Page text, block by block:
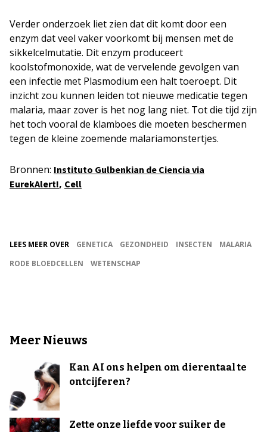
Verder onderzoek liet zien dat dit komt door een
enzym dat veel vaker voorkomt bij mensen met de
sikkelcelmutatie. Dit enzym produceert
koolstofmonoxide, wat de vervelende gevolgen van
een infectie met Plasmodium een halt toeroept. Dit
inzicht zou kunnen leiden tot nieuwe medicatie tegen
malaria, maar zover is het nog lang niet. Tot die tijd zijn
het toch vooral de klamboes die moeten beschermen
tegen de kleine zoemende malariamonstertjes.
Bronnen: Instituto Gulbenkian de Ciencia via
EurekAlert!, Cell
LEES MEER OVER GENETICA GEZONDHEID INSECTEN
MALARIA
RODE BLOEDCELLEN
WETENSCHAP
Meer Nieuws
Kan AI ons helpen om dierentaal te
ontcijferen?
Zette onze liefde voor suiker de